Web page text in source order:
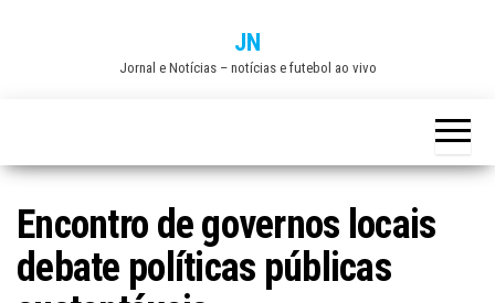
JN
Jornal e Notícias – notícias e futebol ao vivo
Encontro de governos locais
debate políticas públicas